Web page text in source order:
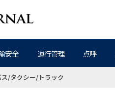
安全 運行管理 点呼
ス/タクシー/トラック